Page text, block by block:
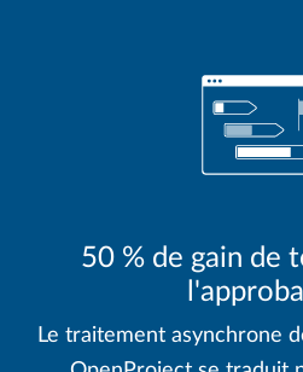
50 % de gain de
Le traitement asynchrone